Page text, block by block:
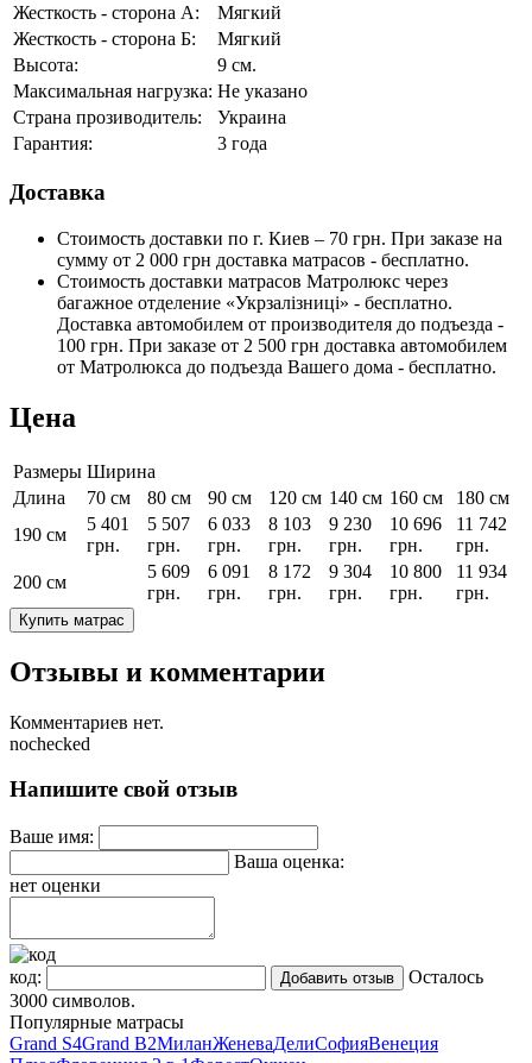
Жесткость - сторона А:
Мягкий
Жесткость - сторона Б:
Мягкий
Высота:
9 см.
Максимальная нагрузка: Не указано
Страна прозиводитель:
Украина
Гарантия:
3 года
Доставка
Стоимость доставки по г. Киев – 70 грн. При заказе на
сумму от 2 000 грн доставка матрасов - бесплатно.
Стоимость доставки матрасов Матролюкс через
багажное отделение «Укрзалізниці» - бесплатно.
Доставка автомобилем от производителя до подъезда -
100 грн. При заказе от 2 500 грн доставка автомобилем
от Матролюкса до подъезда Вашего дома - бесплатно.
Цена
Размеры Ширина
Длина
70 см 80 см 90 см 120 см 140 см 160 см
180 см
190 см
5 401
грн.
5 507
грн.
6 033
грн.
8 103
грн.
9 230
грн.
10 696
грн.
11 742
грн.
200 см
5 609
грн.
6 091
грн.
8 172
грн.
9 304
грн.
10 800
грн.
11 934
грн.
Купить матрас
Отзывы и комментарии
Комментариев нет.
nochecked
Напишите свой отзыв
Ваше имя:
Ваша оценка:
нет оценки
код:
Осталось
3000 символов.
Популярные матрасы
Grand S4Grand B2МиланЖеневаДелиСофияВенеция